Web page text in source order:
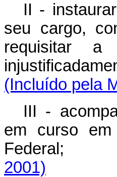
II -
seu cargo,
requisitar a
(Incluído pela
III -
em curso em
2001)